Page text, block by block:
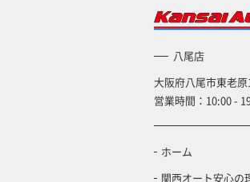
八尾店
大阪府八尾市東老
営業時間：10:00 -
ホーム
関西オート安心の